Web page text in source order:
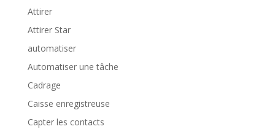
Attirer
Attirer Star
automatiser
Automatiser une tâche
Cadrage
Caisse enregistreuse
Capter les contacts